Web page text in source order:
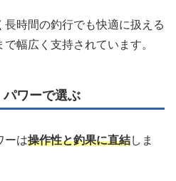
長時間の釣行でも快適に扱える
幅広く支持されています。
パワーで選ぶ
ーは操作性と釣果に直結しま